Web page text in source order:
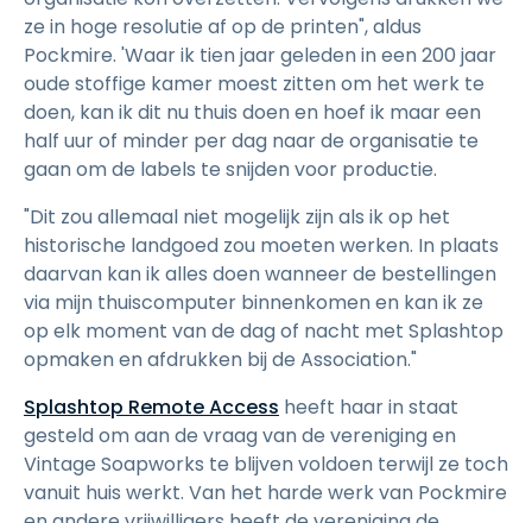
ze in hoge resolutie af op de printen", aldus
Pockmire. 'Waar ik tien jaar geleden in een 200 jaar
oude stoffige kamer moest zitten om het werk te
doen, kan ik dit nu thuis doen en hoef ik maar een
half uur of minder per dag naar de organisatie te
gaan om de labels te snijden voor productie.
"Dit zou allemaal niet mogelijk zijn als ik op het
historische landgoed zou moeten werken. In plaats
daarvan kan ik alles doen wanneer de bestellingen
via mijn thuiscomputer binnenkomen en kan ik ze
op elk moment van de dag of nacht met Splashtop
opmaken en afdrukken bij de Association."
Splashtop Remote Access heeft haar in staat
gesteld om aan de vraag van de vereniging en
Vintage Soapworks te blijven voldoen terwijl ze toch
vanuit huis werkt. Van het harde werk van Pockmire